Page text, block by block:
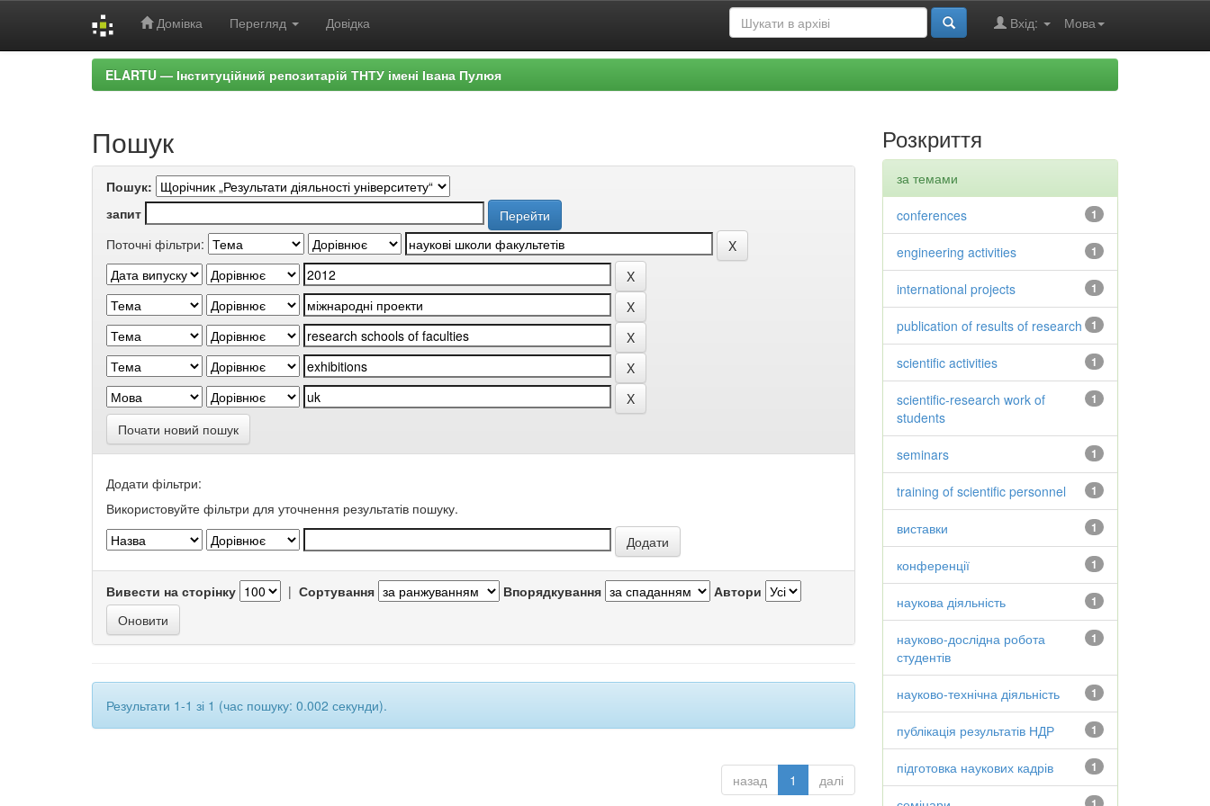
Домівка Перегляд Довідка Мова
Вхід:
ELARTU — Інституційний репозитарій ТНТУ імені Івана Пулюя
Пошук
Пошук:
запит
Поточні фільтри:
Почати новий пошук
Додати фільтри:
Використовуйте фільтри для уточнення результатів пошуку.
Вивести на сторінку | Сортування Впорядкування Автори
Результати 1-1 зі 1 (час пошуку: 0.002 секунди).
назад 1 далі
Розкриття
за темами
1
conferences
1
engineering activities
1
international projects
1
publication of results of research
1
scientific activities
1
scientific-research work of
students
1
seminars
1
training of scientific personnel
1
виставки
1
конференції
1
наукова діяльність
1
науково-дослідна робота
студентів
1
науково-технічна діяльність
1
публікація результатів НДР
1
підготовка наукових кадрів